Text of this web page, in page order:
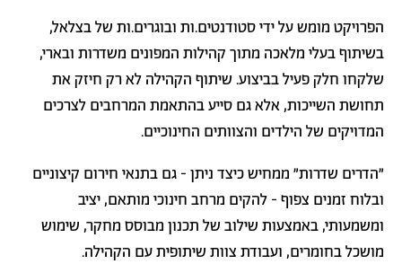
הפרויקט מומש על ידי סטודנטים.ות ובוגרים.ות של בצלאל,
בשיתוף בעלי מלאכה מתוך קהילות המפונים משדרות ובארי,
שלקחו חלק פעיל בביצוע. שיתוף הקהילה לא רק חיזק את
תחושת השייכות, אלא גם סייע בהתאמת המרחבים לצרכים
המדויקים של הילדים והצוותים החינוכיים.
"הדרים שדרות" ממחיש כיצד ניתן - גם בתנאי חירום קיצוניים
ובלוח זמנים צפוף - להקים מרחב חינוכי מותאם, יציב
ומשמעותי, באמצעות שילוב של תכנון מבוסס מחקר, שימוש
מושכל בחומרים, ועבודת צוות שיתופית עם הקהילה.